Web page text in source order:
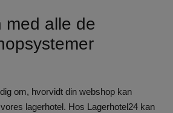
med alle de
om, hvorvidt din webshop kan
lagerhotel. Hos Lagerhotel24 kan